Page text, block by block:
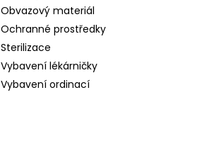
Obvazový materiál
Ochranné prostředky
Sterilizace
Vybavení lékárničky
Vybavení ordinací